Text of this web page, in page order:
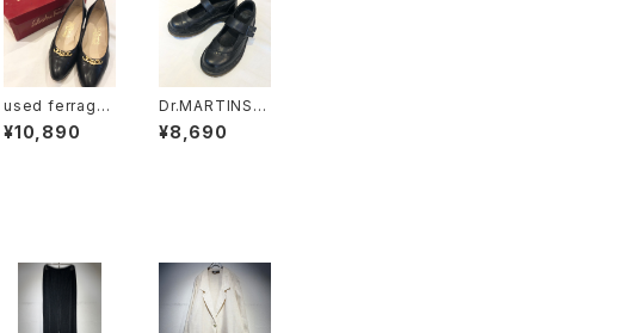
used ferraga
mo shoes
¥10,890
Dr.MARTINS l
eather shoes
¥8,690